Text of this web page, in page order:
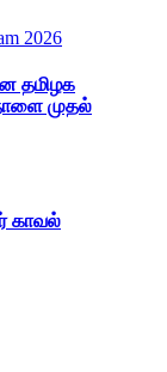
தமிழக
முதல்
காவல்